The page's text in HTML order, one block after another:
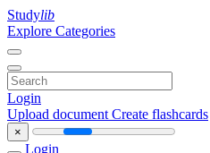
Studylib
Explore Categories
Login
Upload document Create flashcards
×
Login